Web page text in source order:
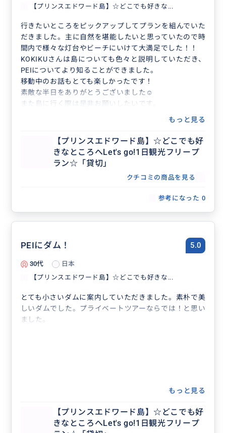
【プリンスエドワード島】☆どこでも好きな...
行きたいところをピックアップしてプランを組んでいた
だきました。主に自然を堪能したいと思っていたので時
間内で様々な灯台やビーチにいけて大満足でした！！
KOKIKUさんは島についても色々と説明していただき、
PEIについてより知ることができました。
移動中のお話もとても楽しかったです！
素敵な半日をありがとうございました☺️
また島に行く際は是非お願いしたいです。
もっと見る
【プリンスエドワード島】☆どこでも好
きなところへLet's go!1日観光フリープ
ラン☆「貸切」
クチコミの商品を見る
参考になった 0
PEIにダム！ 5.0
30代
日本
【プリンスエドワード島】☆どこでも好きな...
とても小さいダムに案内していただきました。素朴で美
しいダムでした。プライベートツアーならでは！と思い
ました。
もっと見る
【プリンスエドワード島】☆どこでも好
きなところへLet's go!1日観光フリープ